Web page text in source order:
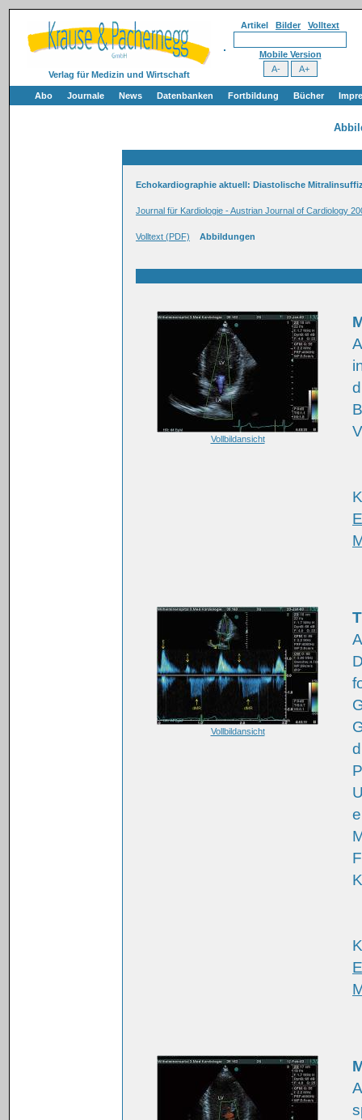
Verlag für Medizin und Wirtschaft
Artikel Bilder Volltext
Mobile Version
Abo Journale News Datenbanken Fortbildung Bücher
Echokardiographie aktuell: Diastolische
Journal für Kardiologie - Austrian Journal of Cardiology
Volltext (PDF) Abbildungen
Vollbildansicht
Vollbildansicht